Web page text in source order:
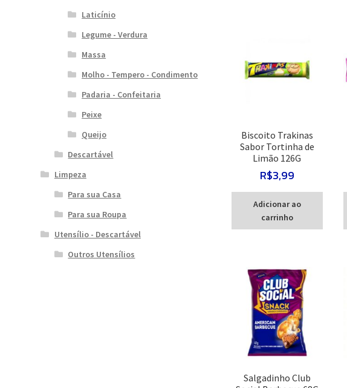
Biscoito Trakinas
Sabor Tortinha de
Limão 126G
R$3,99
Adicionar ao
carrinho
Salgadinho Club
Laticínio
Legume - Verdura
Massa
Molho - Tempero - Condimento
Padaria - Confeitaria
Peixe
Queijo
Descartável
Limpeza
Para sua Casa
Para sua Roupa
Utensílio - Descartável
Outros Utensílios